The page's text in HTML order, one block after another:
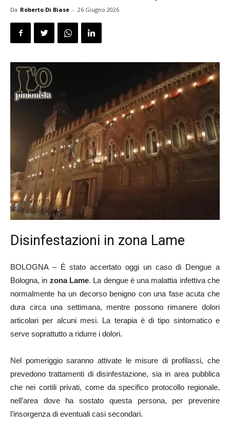
Da Roberto Di Biase - 26 Giugno 2026
Disinfestazioni in zona Lame
BOLOGNA – È stato accertato oggi un caso di Dengue a
Bologna, in zona Lame. La dengue è una malattia infettiva che
normalmente ha un decorso benigno con una fase acuta che
dura circa una settimana, mentre possono rimanere dolori
articolari per alcuni mesi. La terapia è di tipo sintomatico e
serve soprattutto a ridurre i dolori.
Nel pomeriggio saranno attivate le misure di profilassi, che
prevedono trattamenti di disinfestazione, sia in area pubblica
che nei cortili privati, come da specifico protocollo regionale,
nell’area dove ha sostato questa persona, per prevenire
l’insorgenza di eventuali casi secondari.